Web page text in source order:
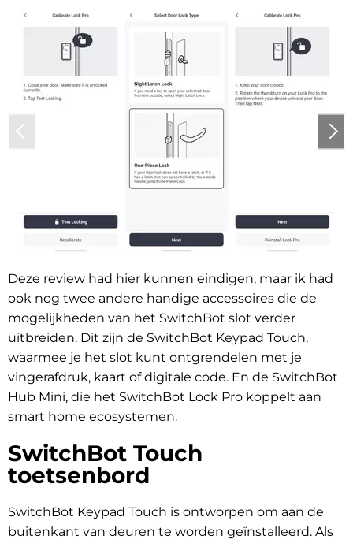
Deze review had hier kunnen eindigen, maar ik had
ook nog twee andere handige accessoires die de
mogelijkheden van het SwitchBot slot verder
uitbreiden. Dit zijn de SwitchBot Keypad Touch,
waarmee je het slot kunt ontgrendelen met je
vingerafdruk, kaart of digitale code. En de SwitchBot
Hub Mini, die het SwitchBot Lock Pro koppelt aan
smart home ecosystemen.
SwitchBot Touch
toetsenbord
SwitchBot Keypad Touch is ontworpen om aan de
buitenkant van deuren te worden geïnstalleerd. Als